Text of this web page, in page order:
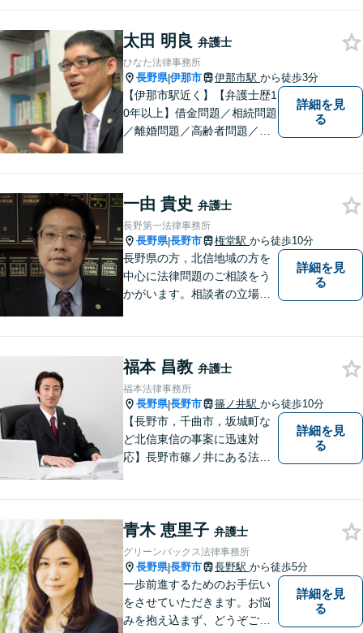
権利を守るために懸命に働き
ます。離婚・借金・交通事故
などお気軽にご相談くださ
い。
太田 明良 弁護士
ひなた法律事務所
長野県|伊那市 伊那市駅 から徒歩3分
【伊那市駅近く】【弁護士歴1
0年以上】借金問題／相続問題
／離婚問題／高齢者問題／相
根ざした弁護士】もし何かお
困りな事がございましたらお
気軽にご相談ください。
詳細を見
る
一由 貴史 弁護士
長野第一法律事務所
長野県|長野市 権堂駅 から徒歩10分
長野県の方，北信地域の方を
中心に法律問題のご相談をう
かがいます。相談者の立場を
詳細を見
る
福本 昌教 弁護士
福本法律事務所
長野県|長野市 篠ノ井駅 から徒歩10分
【長野市，千曲市，坂城町な
ど北信東信の事案に迅速対
応】長野市篠ノ井にある法律
方は是非ご相談ください。迅
速に対応いたします。
詳細を見
る
青木 恵里子 弁護士
グリーンバックス法律事務所
長野県|長野市 長野駅 から徒歩5分
一歩前進するためのお手伝い
をさせていただきます。お悩
みを抱え込まず、どうぞご相
詳細を見
る